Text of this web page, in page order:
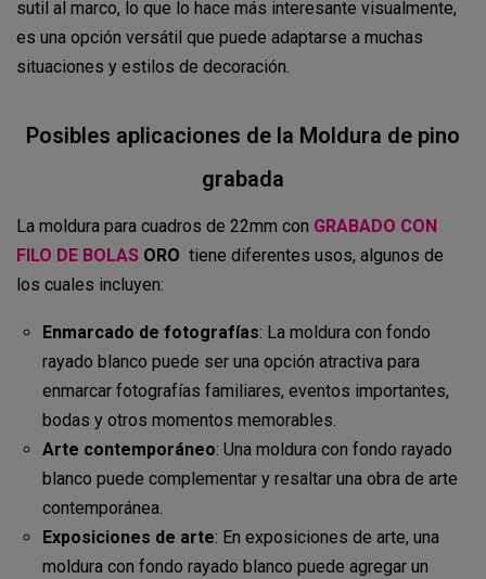
sutil al marco, lo que lo hace más interesante visualmente,
es una opción versátil que puede adaptarse a muchas
situaciones y estilos de decoración.
Posibles aplicaciones de la Moldura de pino
grabada
La moldura para cuadros de 22mm con GRABADO CON
FILO DE BOLAS ORO tiene diferentes usos, algunos de
los cuales incluyen:
Enmarcado de fotografías: La moldura con fondo
rayado blanco puede ser una opción atractiva para
enmarcar fotografías familiares, eventos importantes,
bodas y otros momentos memorables.
Arte contemporáneo: Una moldura con fondo rayado
blanco puede complementar y resaltar una obra de arte
contemporánea.
Exposiciones de arte: En exposiciones de arte, una
moldura con fondo rayado blanco puede agregar un